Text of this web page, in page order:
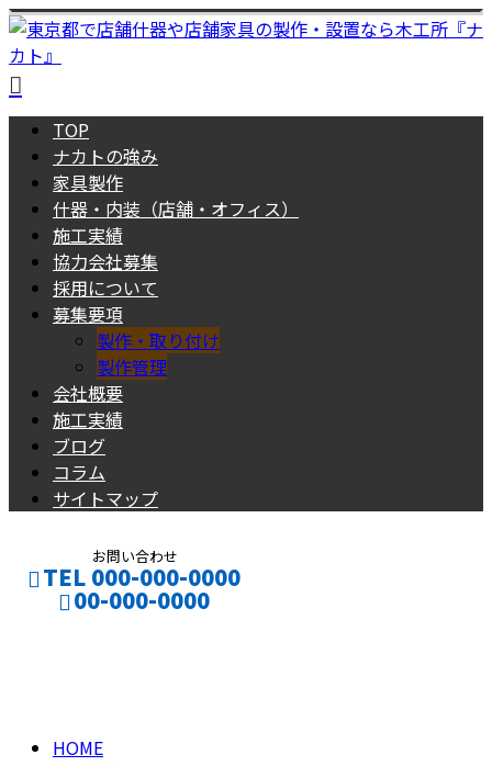
TOP
ナカトの強み
家具製作
什器・内装（店舗・オフィス）
施工実績
協力会社募集
採用について
募集要項
製作・取り付け
製作管理
会社概要
施工実績
ブログ
コラム
サイトマップ
お問い合わせ
TEL 000-000-0000
00-000-0000
HOME